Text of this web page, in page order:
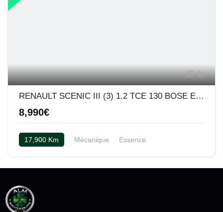
41
RENAULT SCENIC III (3) 1.2 TCE 130 BOSE EDITION
8,990€
17,900 Km Mécanique
Essence